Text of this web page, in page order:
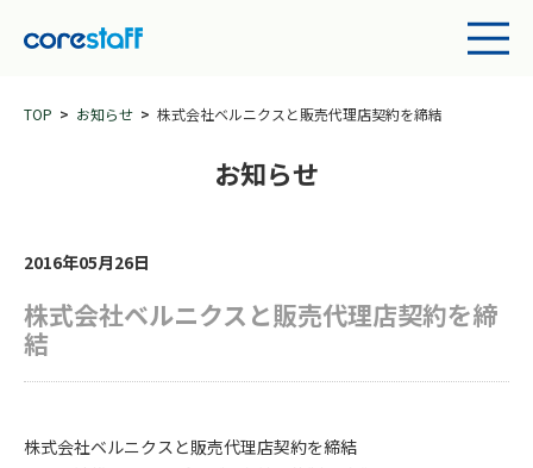
TOP お知らせ 株式会社ベルニクスと販売代理店契約を締結
お知らせ
2016年05月26日
株式会社ベルニクスと販売代理店契約を締
結
株式会社ベルニクスと販売代理店契約を締結